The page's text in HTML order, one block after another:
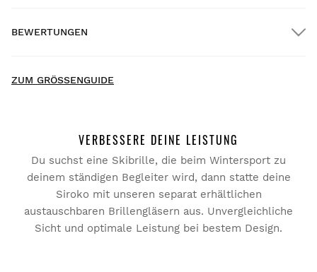
Hauszustellung ab $300.00
Probiere unsere Produkte bequem zu Hause an. Ab Erhalt
der Ware hast du 30 Tage Zeit, die Bestellung
zurückzusenden.
Über dein Benutzerkonto kannst du bestellte Produkte
BEWERTUNGEN
Basierend auf 9 Bewertungen
Sortieren
Suchen:
Verifizierter Kunde
Yerina Tomillero
ZUM GRÖSSENGUIDE
VERBESSERE DEINE LEISTUNG
Du suchst eine Skibrille, die beim Wintersport zu
deinem ständigen Begleiter wird, dann statte deine
Siroko mit unseren separat erhältlichen
austauschbaren Brillengläsern aus. Unvergleichliche
Sicht und optimale Leistung bei bestem Design.